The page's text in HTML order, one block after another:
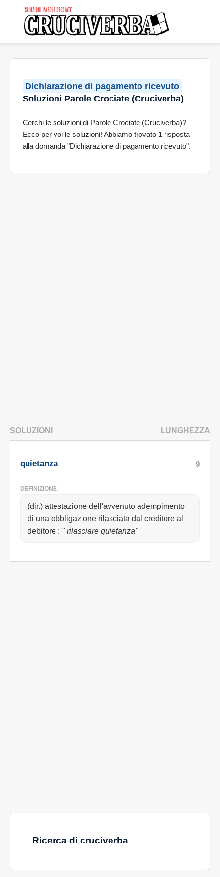
Dichiarazione di pagamento ricevuto
Soluzioni Parole Crociate (Cruciverba)
Cerchi le soluzioni di Parole Crociate (Cruciverba)?
Ecco per voi le soluzioni! Abbiamo trovato 1 risposta
alla domanda "Dichiarazione di pagamento ricevuto".
SOLUZIONI LUNGHEZZA
quietanza
DEFINIZIONE
(dir.) attestazione dell'avvenuto adempimento
di una obbligazione rilasciata dal creditore al
debitore : " rilasciare quietanza"
9
Ricerca di cruciverba